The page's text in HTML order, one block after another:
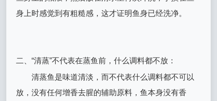
身上时感觉到有粗糙感，这才证明鱼身已经洗净。
二、“清蒸”不代表在蒸鱼前，什么调料都不放：
清蒸鱼是味道清淡，而不代表什么调料都不可以
放，没有任何增香去腥的辅助原料，鱼本身没有香